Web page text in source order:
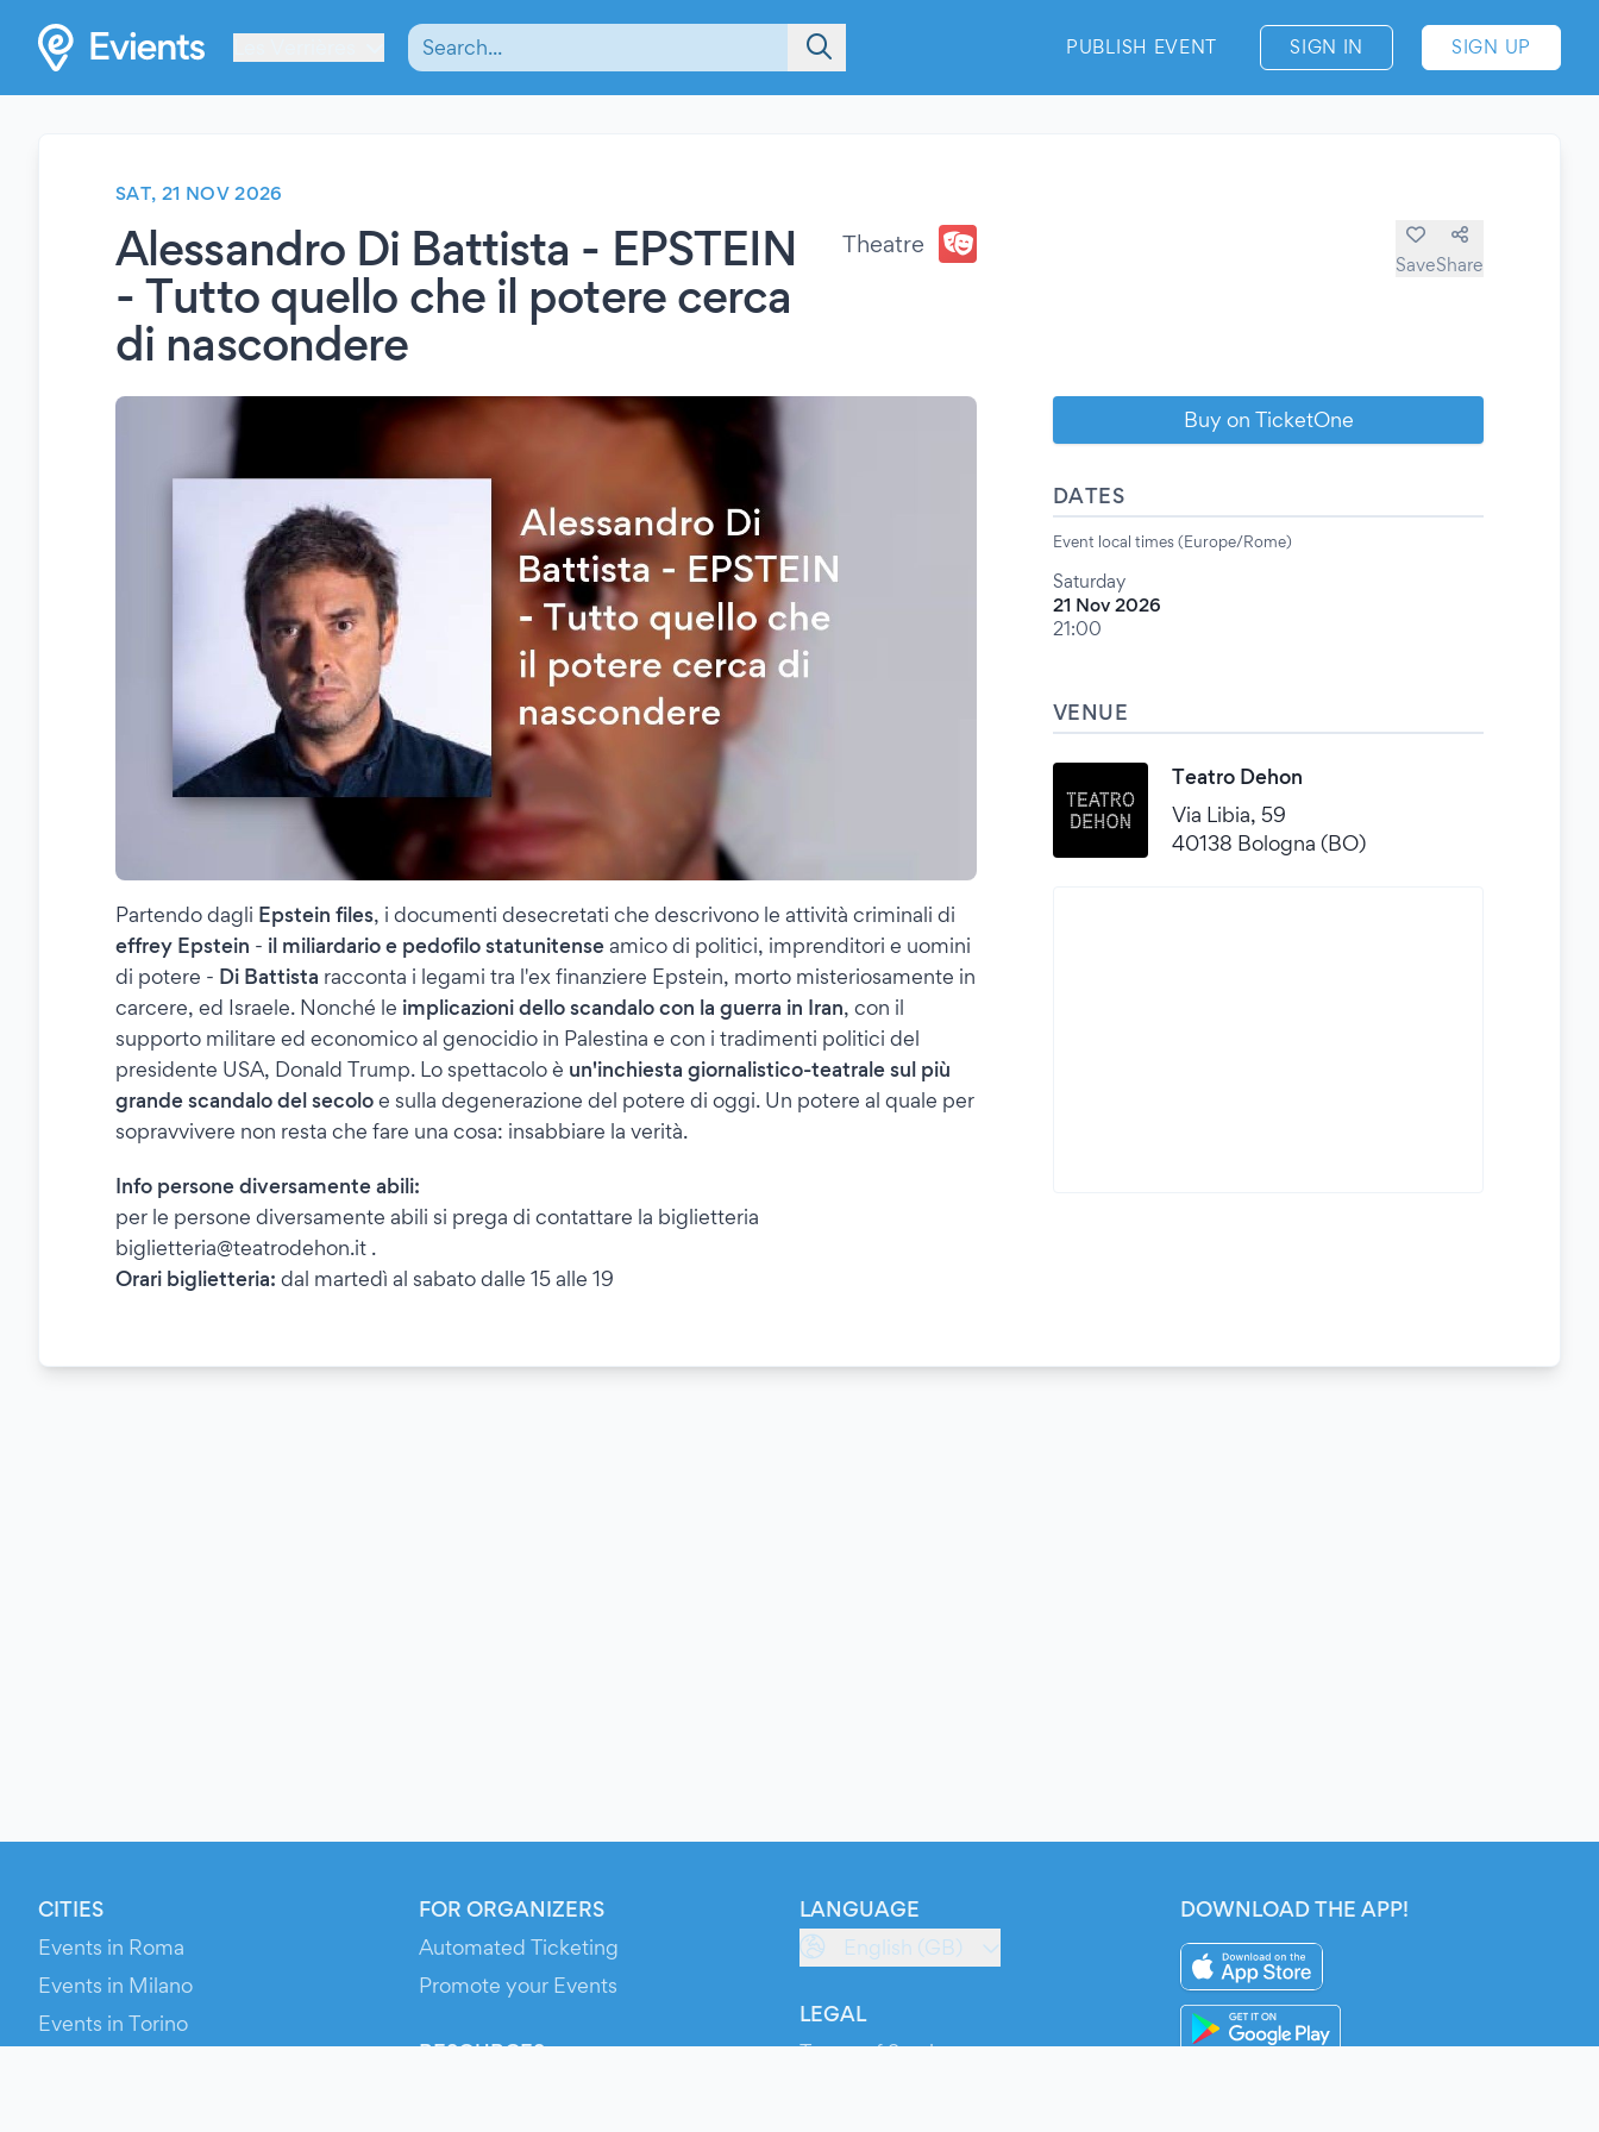
PUBLISH EVENT SIGN IN SIGN UP
SAT, 21 NOV 2026
Alessandro Di Battista - EPSTEIN
- Tutto quello che il potere cerca
di nascondere
Theatre
SaveShare
Partendo dagli Epstein files, i documenti desecretati che descrivono le attività criminali di
effrey Epstein - il miliardario e pedofilo statunitenseamico di politici, imprenditori e uomini
di potere - Di Battista racconta i legami tra l'ex finanziere Epstein, morto misteriosamente in
carcere, ed Israele. Nonché le implicazioni dello scandalo con la guerra in Iran, con il
supporto militare ed economico al genocidio in Palestina e con i tradimenti politici del
presidente USA, Donald Trump. Lo spettacolo è un'inchiesta giornalistico-teatrale sul più
grande scandalo del secoloe sulla degenerazione del potere di oggi. Un potere al quale per
sopravvivere non resta che fare una cosa: insabbiare la verità.
Info persone diversamente abili:
per le persone diversamente abili si prega di contattare la biglietteria
biglietteria@teatrodehon.it .
Orari biglietteria: dal martedì al sabato dalle 15 alle 19
Buy on TicketOne
DATES
Event local times (Europe/Rome)
Saturday
21 Nov 2026
21:00
VENUE
Teatro Dehon
Via Libia, 59
40138 Bologna (BO)
CITIES
Events in Roma
Events in Milano
Events in Torino
FOR ORGANIZERS
Automated Ticketing
Promote your Events
RESOURCES
LANGUAGE
English (GB)
LEGAL
Terms of Service
DOWNLOAD THE APP!